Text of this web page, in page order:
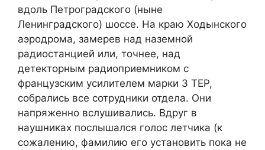
вдоль Петроградского (ныне
Ленинградского) шоссе. На краю Ходынского
аэродрома, замерев над наземной
радиостанцией или, точнее, над
детекторным радиоприемником с
французским усилителем марки 3 ТЕР,
собрались все сотрудники отдела. Они
напряженно вслушивались. Вдруг в
наушниках послышался голос летчика (к
сожалению, фамилию его установить пока не